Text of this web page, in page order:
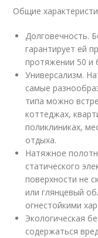
Общие
Долговечность.
гарантирует ей
протяжении 50 и
Универсализм.
самые
типа можно
коттеджах,
поликлиниках,
отдыха.
Натяжное
статического
поверхности не
или глянцевый
огнестойкими
Экологическая
содержаться